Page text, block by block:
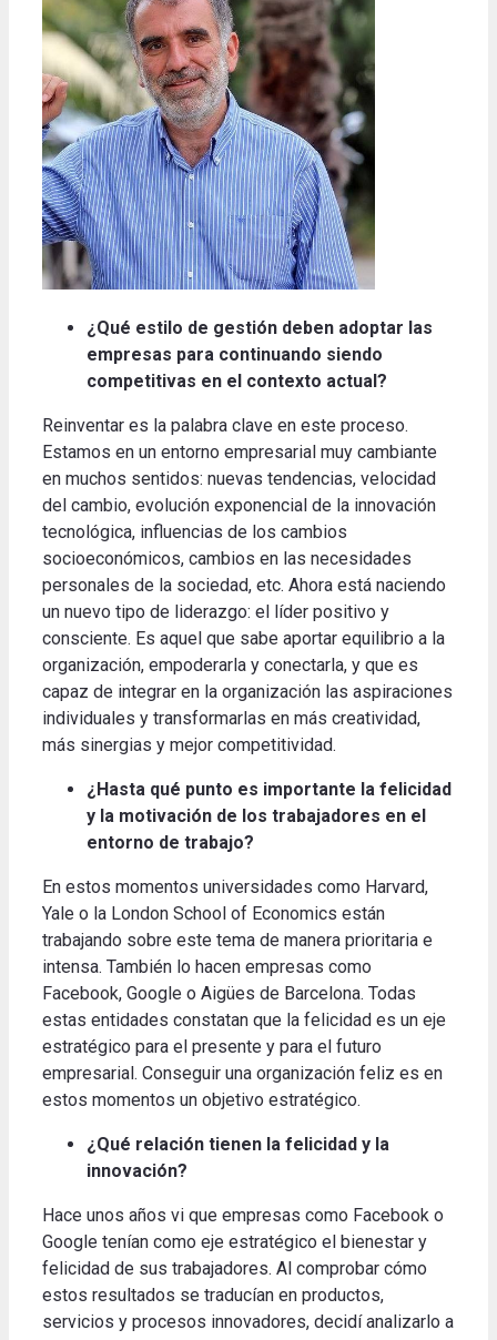
¿Qué estilo de gestión deben adoptar las
empresas para continuando siendo
competitivas en el contexto actual?
Reinventar es la palabra clave en este proceso.
Estamos en un entorno empresarial muy cambiante
en muchos sentidos: nuevas tendencias, velocidad
del cambio, evolución exponencial de la innovación
tecnológica, influencias de los cambios
socioeconómicos, cambios en las necesidades
personales de la sociedad, etc. Ahora está naciendo
un nuevo tipo de liderazgo: el líder positivo y
consciente. Es aquel que sabe aportar equilibrio a la
organización, empoderarla y conectarla, y que es
capaz de integrar en la organización las aspiraciones
individuales y transformarlas en más creatividad,
más sinergias y mejor competitividad.
¿Hasta qué punto es importante la felicidad
y la motivación de los trabajadores en el
entorno de trabajo?
En estos momentos universidades como Harvard,
Yale o la London School of Economics están
trabajando sobre este tema de manera prioritaria e
intensa. También lo hacen empresas como
Facebook, Google o Aigües de Barcelona. Todas
estas entidades constatan que la felicidad es un eje
estratégico para el presente y para el futuro
empresarial. Conseguir una organización feliz es en
estos momentos un objetivo estratégico.
¿Qué relación tienen la felicidad y la
innovación?
Hace unos años vi que empresas como Facebook o
Google tenían como eje estratégico el bienestar y
felicidad de sus trabajadores. Al comprobar cómo
estos resultados se traducían en productos,
servicios y procesos innovadores, decidí analizarlo a